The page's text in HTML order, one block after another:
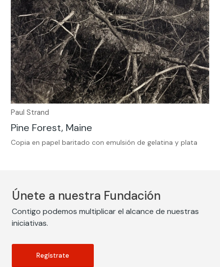
Paul Strand
Pine Forest, Maine
Copia en papel baritado con emulsión de gelatina y plata
Únete a nuestra Fundación
Contigo podemos multiplicar el alcance de nuestras
iniciativas.
Regístrate